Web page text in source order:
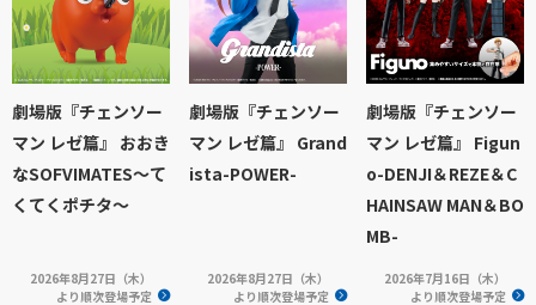
劇場版『チェンソー
マン レゼ篇』 おおき
なSOFVIMATES～て
くてくポチタ～
2026年8月27日（木）
より順次登場予定
劇場版『チェンソー
マン レゼ篇』 Grand
ista-POWER-
2026年8月27日（木）
より順次登場予定
劇場版『チェンソー
マン レゼ篇』 Figun
o-DENJI＆REZE＆C
HAINSAW MAN＆BO
MB-
2026年7月16日（木）
より順次登場予定